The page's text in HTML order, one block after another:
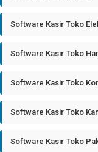
Software Kasir Toko
Software Kasir Toko
Software Kasir Toko
Software Kasir Toko
Software Kasir Toko